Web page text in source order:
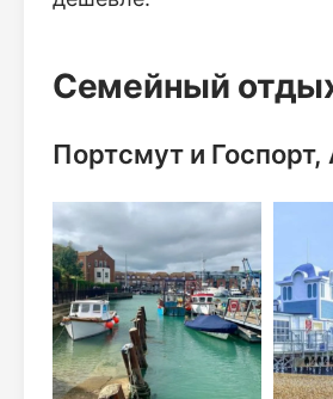
Семейный
Портсмут и Госпорт,